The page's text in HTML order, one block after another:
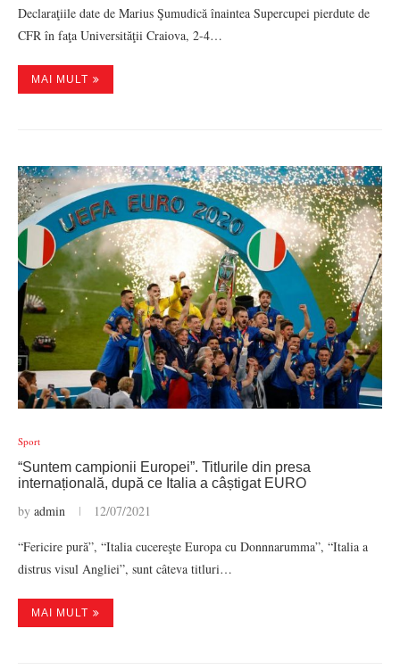
Declaraţiile date de Marius Şumudică înaintea Supercupei pierdute de
CFR în faţa Universităţii Craiova, 2-4…
MAI MULT
Sport
“Suntem campionii Europei”. Titlurile din presa
internațională, după ce Italia a câștigat EURO
by admin 12/07/2021
“Fericire pură”, “Italia cucereşte Europa cu Donnnarumma”, “Italia a
distrus visul Angliei”, sunt câteva titluri…
MAI MULT